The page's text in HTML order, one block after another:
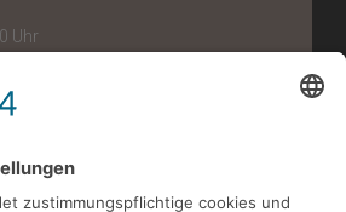
Uhr
im-belgischen.de